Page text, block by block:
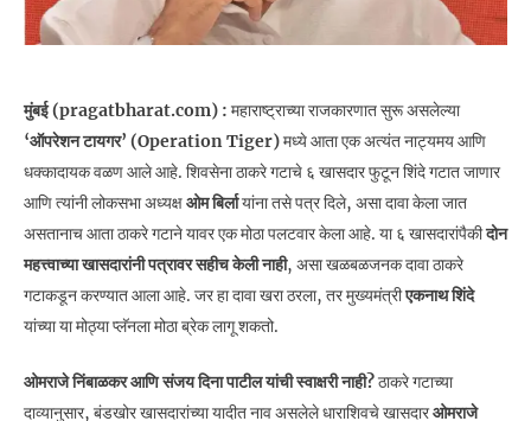
मुंबई (pragatbharat.com) : महाराष्ट्राच्या राजकारणात सुरू असलेल्या
‘ऑपरेशन टायगर’ (Operation Tiger)मध्ये आता एक अत्यंत नाट्यमय आणि
धक्कादायक वळण आले आहे. शिवसेना ठाकरे गटाचे ६ खासदार फुटून शिंदे गटात जाणार
आणि त्यांनी लोकसभा अध्यक्षओम बिर्लायांना तसे पत्र दिले, असा दावा केला जात
असतानाच आता ठाकरे गटाने यावर एक मोठा पलटवार केला आहे. या ६ खासदारांपैकीदोन
महत्त्वाच्या खासदारांनी पत्रावर सहीच केली नाही, असा खळबळजनक दावा ठाकरे
गटाकडून करण्यात आला आहे. जर हा दावा खरा ठरला, तर मुख्यमंत्रीएकनाथ शिंदे
यांच्या या मोठ्या प्लॅनला मोठा ब्रेक लागू शकतो.
ओमराजे निंबाळकर आणि संजय दिना पाटील यांची स्वाक्षरी नाही?ठाकरे गटाच्या
दाव्यानुसार, बंडखोर खासदारांच्या यादीत नाव असलेले धाराशिवचे खासदारओमराजे